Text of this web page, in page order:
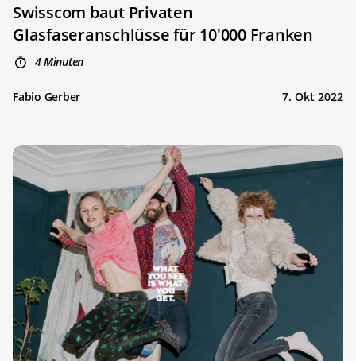
Swisscom baut Privaten
Glasfaseranschlüsse für 10'000 Franken
4 Minuten
Fabio Gerber 7. Okt 2022